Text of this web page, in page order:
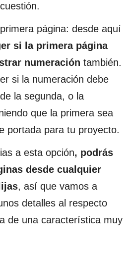
página: desde aquí
si la primera página
numeración también.
si la numeración debe
la segunda, o la
que la primera sea
portada para tu proyecto.
a esta opción, podrás
desde cualquier
, así que vamos a
detalles al respecto
de una característica muy